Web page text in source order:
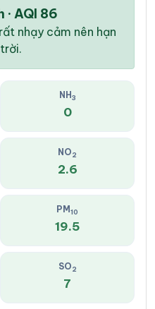
· AQI 86
nhạy cảm nên hạn
NH 3
0
NO2
2.6
PM 10
19.5
SO2
7